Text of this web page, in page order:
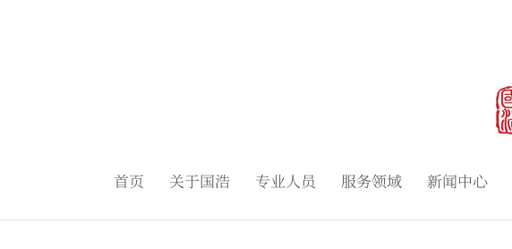
首页 关于国浩 专业人员 服务领域 新闻中心